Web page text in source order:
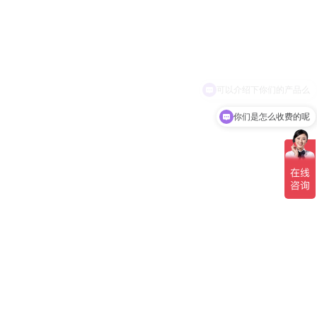
你们是怎么收费的呢